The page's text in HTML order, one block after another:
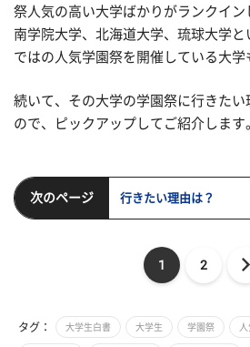
祭人気の高い大学ばかりがランクイ
南学院大学、北海道大学、琉球大学と
ではの人気学園祭を開催している大学
続いて、その大学の学園祭に行きた
ので、ピックアップしてご紹介します
次のページ 行きたい理由は？
1 2
タグ： 大学生白書 大学生 学園祭 人